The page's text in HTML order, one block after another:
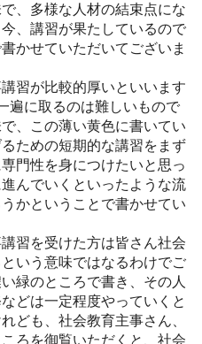
、多様な人材の結束点にな
、講習が果たしているので
かせていただいてございま
習が比較的厚いといいます
遍に取るのは難しいもので
、この薄い黄色に書いてい
ための短期的な講習をまず
門性を身につけたいと思っ
んでいくといったような流
かということで書かせてい
習を受けた方は皆さん社会
いう意味ではなるわけでご
緑のところで書き、その人
どは一定程度やっていくと
ども、社会教育主事さん、
ろを御覧いただくと、社会